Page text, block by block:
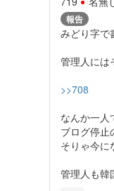
報告
みどり字で
管理人には
>>708
なんか一人
ブログ停止
そりゃ今に
管理人も韓